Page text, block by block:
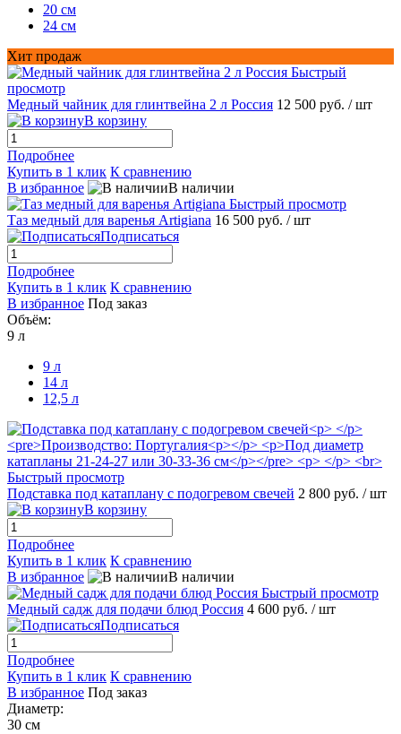
20 см
24 см
Хит продаж
Быстрый
просмотр
Медный чайник для глинтвейна 2 л Россия 12 500 руб. / шт
В корзину
Подробнее
Купить в 1 клик К сравнению
В избранное
В наличии
Быстрый просмотр
Таз медный для варенья Artigiana 16 500 руб. / шт
Подписаться
Подробнее
Купить в 1 клик К сравнению
В избранное Под заказ
Объём:
9 л
9 л
14 л
12,5 л
Быстрый просмотр
Подставка под катаплану с подогревом свечей 2 800 руб. / шт
В корзину
Подробнее
Купить в 1 клик К сравнению
В избранное
В наличии
Быстрый просмотр
Медный садж для подачи блюд Россия 4 600 руб. / шт
Подписаться
Подробнее
Купить в 1 клик К сравнению
В избранное Под заказ
Диаметр:
30 см